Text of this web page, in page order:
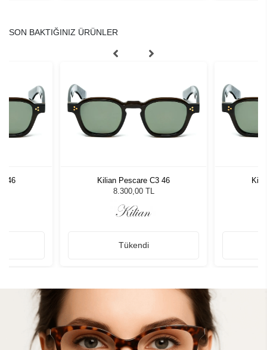
SON BAKTIĞINIZ ÜRÜNLER
46
Kilian Pescare C3 46
8.300,00 TL
Tükendi